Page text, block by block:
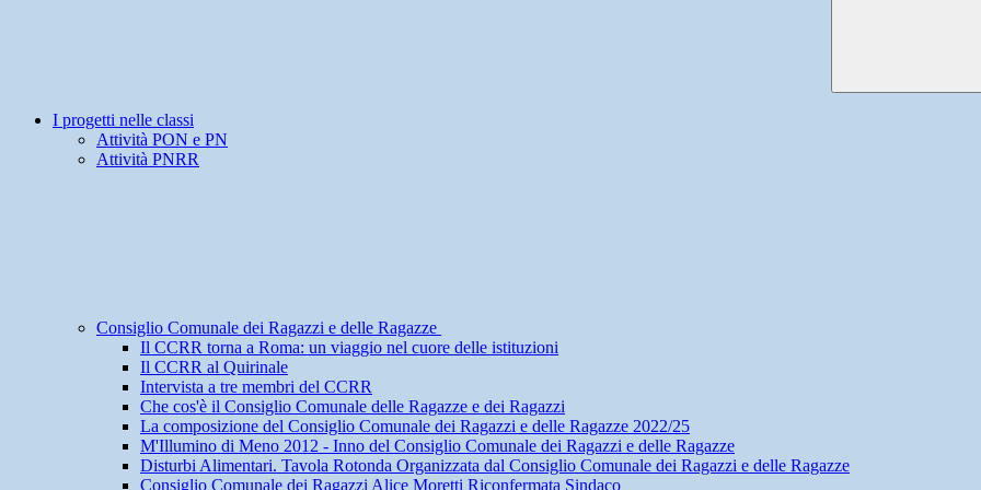
I progetti nelle classi
Attività PON e PN
Attività PNRR
Consiglio Comunale dei Ragazzi e delle Ragazze
Il CCRR torna a Roma: un viaggio nel cuore delle istituzioni
Il CCRR al Quirinale
Intervista a tre membri del CCRR
Che cos'è il Consiglio Comunale delle Ragazze e dei Ragazzi
La composizione del Consiglio Comunale dei Ragazzi e delle Ragazze 2022/25
M'Illumino di Meno 2012 - Inno del Consiglio Comunale dei Ragazzi e delle Ragazze
Disturbi Alimentari. Tavola Rotonda Organizzata dal Consiglio Comunale dei Ragazzi e delle Ragazze
Consiglio Comunale dei Ragazzi Alice Moretti Riconfermata Sindaco